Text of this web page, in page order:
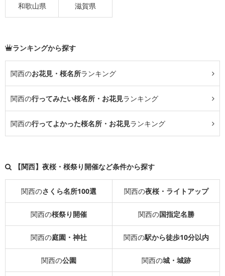
和歌山県 滋賀県
ランキングから探す
関西のお花見・桜名所ランキング
関西の行ってみたい桜名所・お花見ランキング
関西の行ってよかった桜名所・お花見ランキング
【関西】夜桜・桜祭り開催など条件から探す
関西のさくら名所100選 関西の夜桜・ライトアップ
関西の桜祭り開催 関西の国指定名勝
関西の庭園・神社 関西の駅から徒歩10分以内
関西の公園 関西の城・城跡